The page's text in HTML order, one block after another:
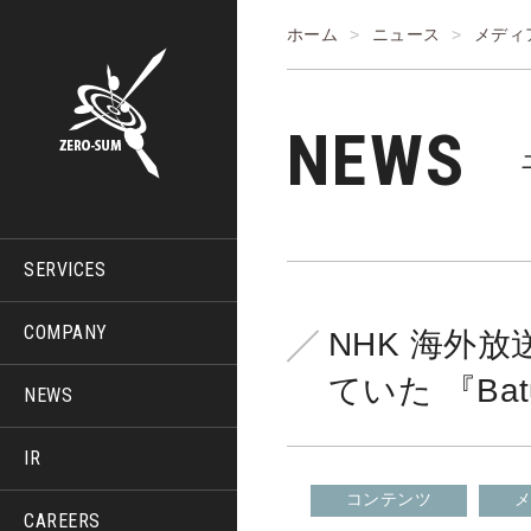
SERVICES
COMPANY
NEWS
IR
CAREERS
ホーム ニュース メデ
NEWS
NHK 海外放
ていた 『
コンテンツ